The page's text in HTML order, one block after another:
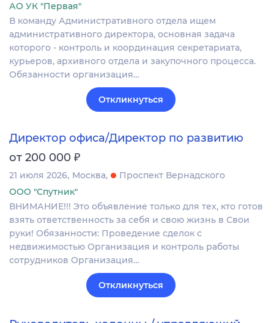
АО УК "Первая"
В команду Административного отдела ищем
административного директора, основная задача
которого - контроль и координация секретариата,
курьеров, архивного отдела и закупочного процесса.
Обязанности организация…
Откликнуться
Директор офиса/Директор по развитию
от 200 000 ₽
21 июля 2026 Москва
Проспект Вернадского
ООО "Спутник"
ВНИМАНИЕ!!! Это объявление только для тех, кто готов
взять ответственность за себя и свою жизнь в Свои
руки! Обязанности: Проведение сделок с
недвижимостью Организация и контроль работы
сотрудников Организация…
Откликнуться